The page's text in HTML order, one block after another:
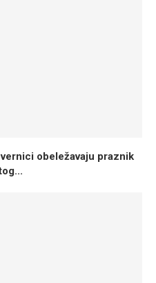
obeležavaju praznik